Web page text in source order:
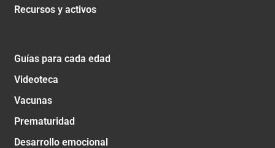
Recursos y activos
Guías para cada edad
Videoteca
Vacunas
Prematuridad
Desarrollo emocional